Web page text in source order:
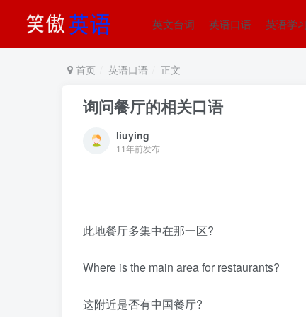
英文台词 英语口语 英语学
首页 英语口语 正文
询问餐厅的相关口语
liuying
11年前发布
此地餐厅多集中在那一区?
Where is the main area for restaurants?
这附近是否有中国餐厅?